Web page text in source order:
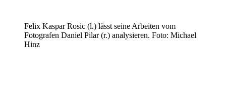
Felix Kaspar Rosic (l.) lässt seine Arbeiten vom
Fotografen Daniel Pilar (r.) analysieren. Foto: Michael
Hinz